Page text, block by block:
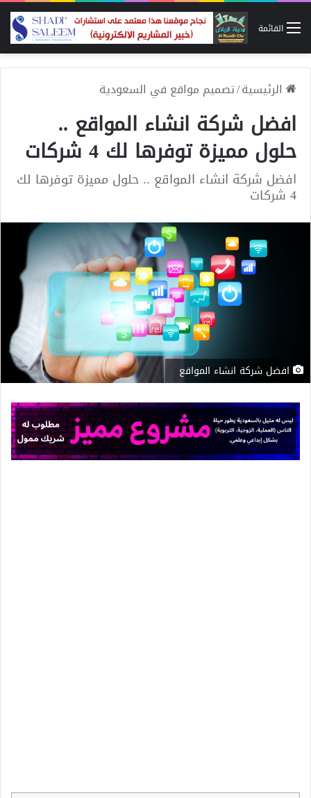
القائمة
الرئيسية/تصميم مواقع في السعودية
افضل شركة انشاء المواقع ..
حلول مميزة توفرها لك 4 شركات
افضل شركة انشاء المواقع .. حلول مميزة توفرها لك
4 شركات
افضل شركة انشاء المواقع